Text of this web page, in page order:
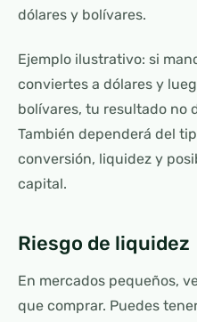
dólares y bolívares.
Ejemplo ilustrativo: si
conviertes a dólares y
bolívares, tu resultado no
También dependerá del
conversión, liquidez y
capital.
Riesgo de liquidez
En mercados pequeños,
que comprar. Puedes